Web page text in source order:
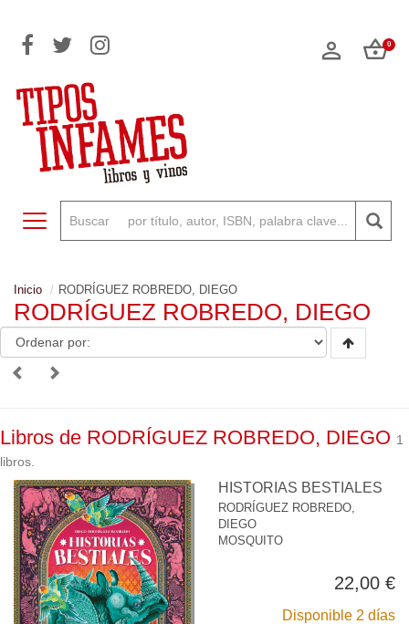
0
Toggle navigation
Inicio RODRÍGUEZ ROBREDO, DIEGO
RODRÍGUEZ ROBREDO, DIEGO
Libros de RODRÍGUEZ ROBREDO, DIEGO 1
libros.
HISTORIAS BESTIALES
RODRÍGUEZ ROBREDO,
DIEGO
MOSQUITO
22,00 €
Disponible 2 días